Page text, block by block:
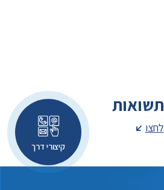
קיצורי דרך
תשואות
לחצו